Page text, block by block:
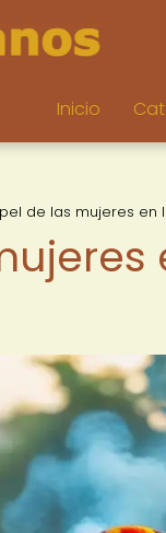
Inicio
de las mujeres en